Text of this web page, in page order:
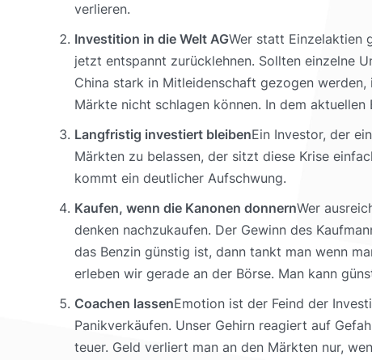
verlieren.
Investition in die Welt AGWer statt Einzelaktien
jetzt entspannt zurücklehnen. Sollten einzelne
China stark in Mitleidenschaft gezogen
Märkte nicht schlagen können. In dem
Langfristig investiert bleibenEin Investor, der
Märkten zu belassen, der sitzt diese Krise
kommt ein deutlicher Aufschwung.
Kaufen, wenn die Kanonen donnernWer
denken nachzukaufen. Der Gewinn des
das Benzin günstig ist, dann tankt man wenn
erleben wir gerade an der Börse. Man kann
Coachen lassenEmotion ist der Feind der
Panikverkäufen. Unser Gehirn reagiert auf
teuer. Geld verliert man an den Märkten nur,